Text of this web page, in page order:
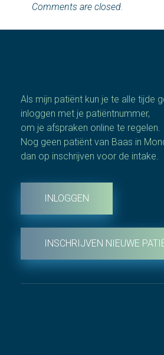
Comments are closed.
Als mijn patiënt kun je te alle tijde
inloggen met je patiëntnummer,
om je afspraken online te regelen.
Nog geen patiënt van Baas in
dan op inschrijven voor de intake.
INLOGGEN
INSCHRIJVEN NIEUWE